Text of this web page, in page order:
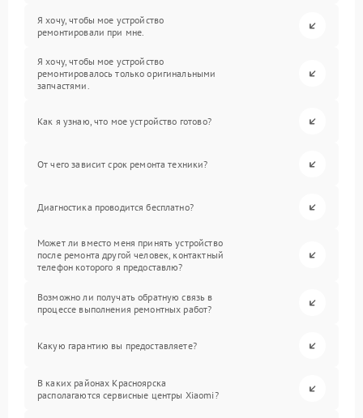
Я хочу, чтобы мое устройство
ремонтировали при мне.
Я хочу, чтобы мое устройство
ремонтировалось только оригинальными
запчастями.
Как я узнаю, что мое устройство готово?
От чего зависит срок ремонта техники?
Диагностика проводится бесплатно?
Может ли вместо меня принять устройство
после ремонта другой человек, контактный
телефон которого я предоставлю?
Возможно ли получать обратную связь в
процессе выполнения ремонтных работ?
Какую гарантию вы предоставляете?
В каких районах Красноярска
располагаются сервисные центры Xiaomi?